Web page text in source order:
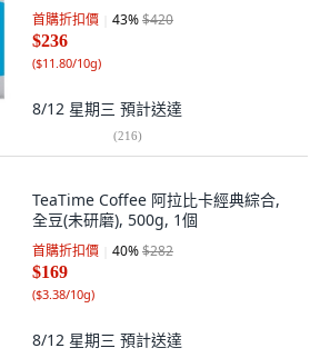
首購折扣價 43%$420
$236
($11.80/10g)
8/12 星期三 預計送達
(216)
TeaTime Coffee 阿拉比卡經典綜合,
全豆(未研磨), 500g, 1個
首購折扣價 40%$282
$169
($3.38/10g)
8/12 星期三 預計送達